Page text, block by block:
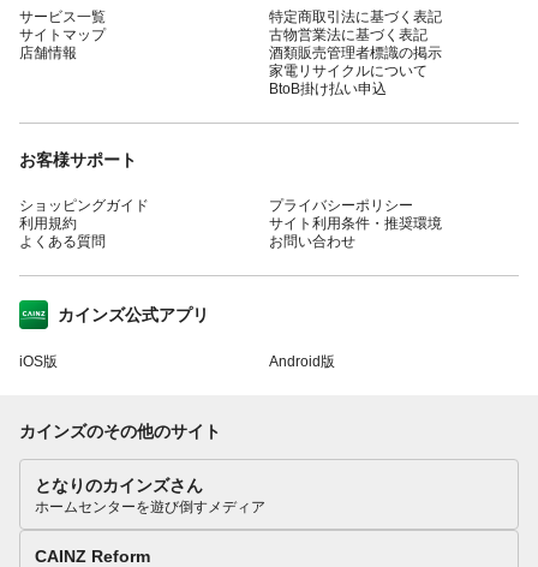
サービス一覧
サイトマップ
店舗情報
特定商取引法に基づく表記
古物営業法に基づく表記
酒類販売管理者標識の掲示
家電リサイクルについて
BtoB掛け払い申込
お客様サポート
ショッピングガイド
利用規約
よくある質問
プライバシーポリシー
サイト利用条件・推奨環境
お問い合わせ
カインズ公式アプリ
iOS版 Android版
カインズのその他のサイト
となりのカインズさん
ホームセンターを遊び倒すメディア
CAINZ Reform